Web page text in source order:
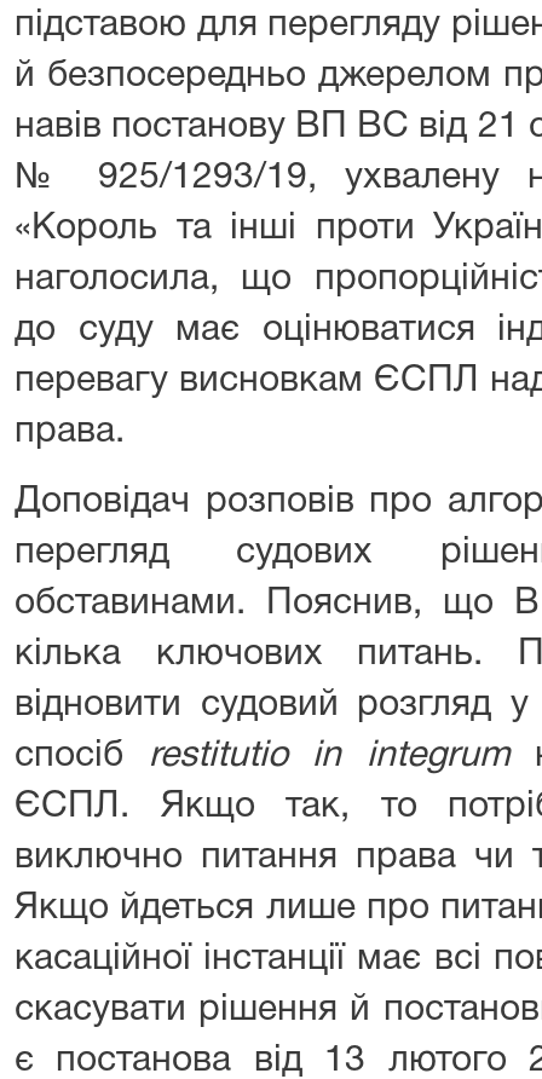
підставою для перегляду
й безпосередньо джерелом
навів постанову ВП ВС від 21
№ 925/1293/19, ухвалену
«Король та інші проти
наголосила, що
до суду має оцінюватися
перевагу висновкам ЄСПЛ
права.
Доповідач розповів про
перегляд судових
обставинами. Пояснив, що
кілька ключових питань.
відновити судовий розгляд
спосіб restitutioin integrum
ЄСПЛ. Якщо так, то
виключно питання права чи
Якщо йдеться лише про
касаційної інстанції має всі
скасувати рішення й
є постанова від 13